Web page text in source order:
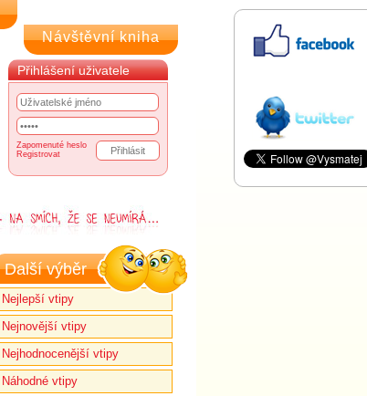
Návštěvní kniha
Přihlášení uživatele
Zapomenuté heslo
Registrovat
Další výběr
Nejlepší vtipy
Nejnovější vtipy
Nejhodnocenější vtipy
Náhodné vtipy